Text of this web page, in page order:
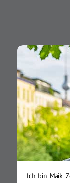
Ich bin Maik